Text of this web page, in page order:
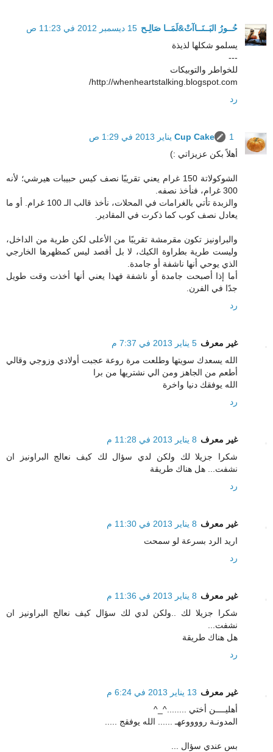
حُــورُ البَــنَــاآتْ&لَمَــا صَالِـح 15 ديسمبر 2012 في 11:23 ص
يسلمو شكلها لذيذة
---
للخواطر والتوبيكات
http://whenheartstalking.blogspot.com/
رد
Cup Cake
1 يناير 2013 في 1:29 ص
أهلاً بكن عزيزاتي :)
الشوكولاتة 150 غرام يعني تقريبًا نصف كيس حبيبات هيرشي؛ لأنه
300 غرام، فنأخذ نصفه.
والزبدة تأتي بالغرامات في المحلات، نأخذ قالب الـ 100 غرام. أو ما
يعادل نصف كوب كما ذكرت في المقادير.
والبراونيز تكون مقرمشة تقريبًا من الأعلى لكن طرية من الداخل،
وليست طرية بطراوة الكيك، لا بل أقصد ليس كمظهرها الخارجي
الذي يوحي أنها ناشفة أو جامدة.
أما إذا أصبحت جامدة أو ناشفة فهذا يعني أنها أخذت وقت طويل
جدًا في الفرن.
رد
غير معرف 5 يناير 2013 في 7:37 م
الله يسعدك سويتها وطلعت مرة روعة عجبت أولادي وزوجي وقالي
أطعم من الجاهز ومن الي نشتريها من برا
الله يوفقك دنيا واخرة
رد
غير معرف 8 يناير 2013 في 11:28 م
شكرا جزيلا لك ولكن لدي سؤال لك كيف نعالج البراونيز ان
نشفت... هل هناك طريقة
رد
غير معرف 8 يناير 2013 في 11:30 م
اريد الرد بسرعة لو سمحت
رد
غير معرف 8 يناير 2013 في 11:36 م
شكرا جزيلا لك ..ولكن لدي لك سؤال كيف نعالج البراونيز ان
نشفت...
هل هناك طريقة
رد
غير معرف 13 يناير 2013 في 6:24 م
أهليــــن أختي ........^_^
المدونـة رووووعهـ ...... الله يوفقج .....
بس عندي سؤال ...